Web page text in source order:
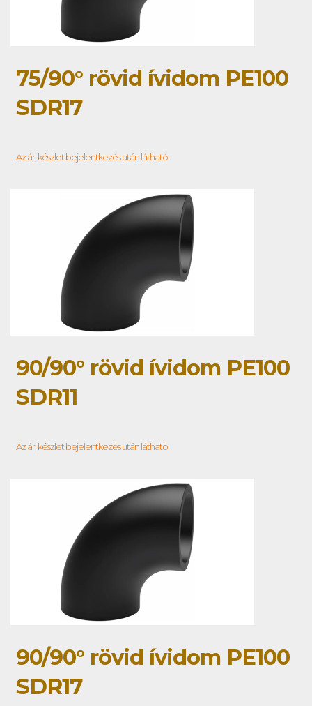
75/90° rövid ívidom PE100
SDR17
Az ár, készlet bejelentkezés után látható
90/90° rövid ívidom PE100
SDR11
Az ár, készlet bejelentkezés után látható
90/90° rövid ívidom PE100
SDR17